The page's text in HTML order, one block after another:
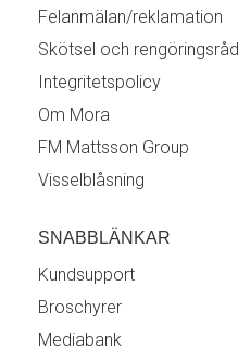
Felanmälan/reklamation
Skötsel och rengöringsråd
Integritetspolicy
Om Mora
FM Mattsson Group
Visselblåsning
SNABBLÄNKAR
Kundsupport
Broschyrer
Mediabank